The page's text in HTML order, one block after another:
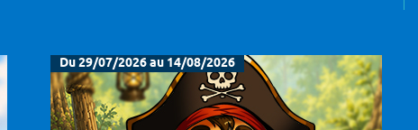
Du 29/07/2026 au 14/08/2026